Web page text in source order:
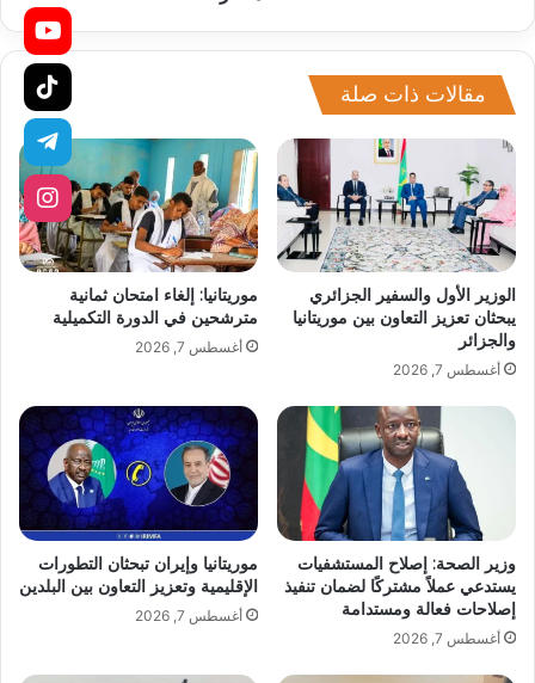
مقالات ذات صلة
الوزير الأول والسفير الجزائري
يبحثان تعزيز التعاون بين موريتانيا
والجزائر
أغسطس 7, 2026
موريتانيا: إلغاء امتحان ثمانية
مترشحين في الدورة التكميلية
أغسطس 7, 2026
وزير الصحة: إصلاح المستشفيات
يستدعي عملاً مشتركًا لضمان تنفيذ
إصلاحات فعالة ومستدامة
أغسطس 7, 2026
موريتانيا وإيران تبحثان التطورات
الإقليمية وتعزيز التعاون بين البلدين
أغسطس 7, 2026